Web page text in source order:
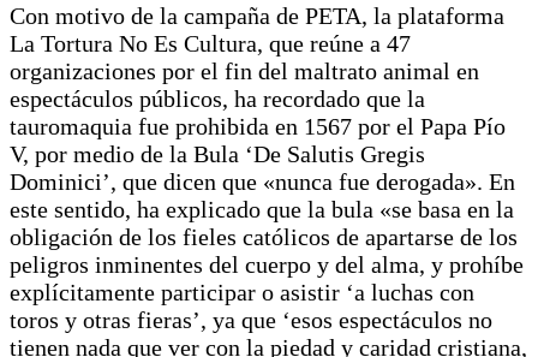
Con motivo de la campaña de PETA, la plataforma
La Tortura No Es Cultura, que reúne a 47
organizaciones por el fin del maltrato animal en
espectáculos públicos, ha recordado que la
tauromaquia fue prohibida en 1567 por el Papa Pío
V, por medio de la Bula ‘De Salutis Gregis
Dominici’, que dicen que «nunca fue derogada». En
este sentido, ha explicado que la bula «se basa en la
obligación de los fieles católicos de apartarse de los
peligros inminentes del cuerpo y del alma, y prohíbe
explícitamente participar o asistir ‘a luchas con
toros y otras fieras’, ya que ‘esos espectáculos no
tienen nada que ver con la piedad y caridad cristiana,